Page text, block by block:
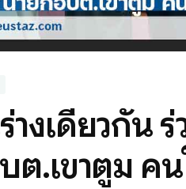
างเดียวกัน
ต.เขาตูม ค